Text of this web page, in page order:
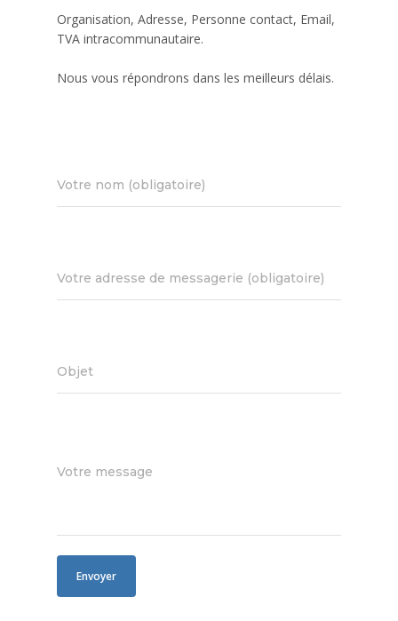
Organisation, Adresse, Personne contact, Email,
TVA intracommunautaire.
Nous vous répondrons dans les meilleurs délais.
Votre nom (obligatoire)
Votre adresse de messagerie (obligatoire)
Objet
Votre message